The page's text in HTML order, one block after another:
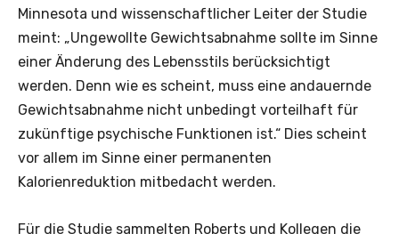
Minnesota und wissenschaftlicher Leiter der Studie
meint: „Ungewollte Gewichtsabnahme sollte im Sinne
einer Änderung des Lebensstils berücksichtigt
werden. Denn wie es scheint, muss eine andauernde
Gewichtsabnahme nicht unbedingt vorteilhaft für
zukünftige psychische Funktionen ist.“ Dies scheint
vor allem im Sinne einer permanenten
Kalorienreduktion mitbedacht werden.
Für die Studie sammelten Roberts und Kollegen die